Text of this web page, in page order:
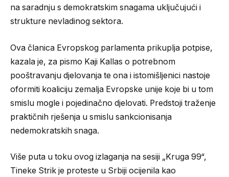
na saradnju s demokratskim snagama uključujući i
strukture nevladinog sektora.
Ova članica Evropskog parlamenta prikuplja potpise,
kazala je, za pismo Kaji Kallas o potrebnom
pooštravanju djelovanja te ona i istomišljenici nastoje
oformiti koaliciju zemalja Evropske unije koje bi u tom
smislu mogle i pojedinačno djelovati. Predstoji traženje
praktičnih rješenja u smislu sankcionisanja
nedemokratskih snaga.
Više puta u toku ovog izlaganja na sesiji „Kruga 99“,
Tineke Strik je proteste u Srbiji ocijenila kao